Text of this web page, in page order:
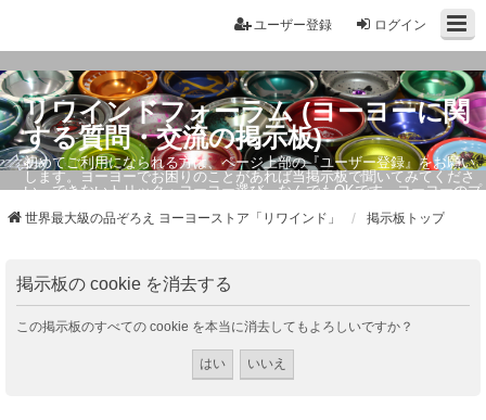
ログイン
ユーザー登録
リワインドフォーラム (ヨーヨーに関
する質問・交流の掲示板)
初めてご利用になられる方は、ページ上部の『ユーザー登録』をお願い
します。ヨーヨーでお困りのことがあれば当掲示板で聞いてみてくださ
い。できないトリック・ヨーヨー選び、なんでもOKです。ヨーヨーのプ
世界最大級の品ぞろえ ヨーヨーストア「リワインド」 掲示板トップ
掲示板の cookie を消去する
この掲示板のすべての cookie を本当に消去してもよろしいですか？